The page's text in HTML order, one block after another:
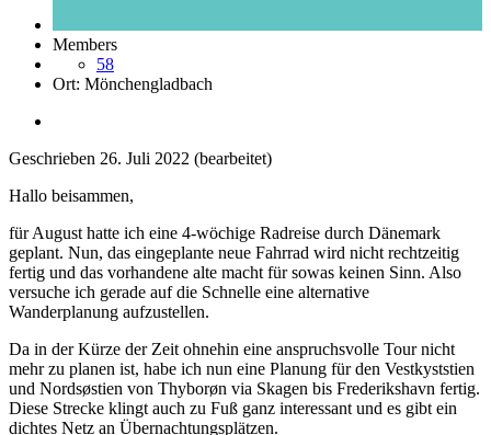
Members
58
Ort: Mönchengladbach
Geschrieben 26. Juli 2022 (bearbeitet)
Hallo beisammen,
für August hatte ich eine 4-wöchige Radreise durch Dänemark
geplant. Nun, das eingeplante neue Fahrrad wird nicht rechtzeitig
fertig und das vorhandene alte macht für sowas keinen Sinn. Also
versuche ich gerade auf die Schnelle eine alternative
Wanderplanung aufzustellen.
Da in der Kürze der Zeit ohnehin eine anspruchsvolle Tour nicht
mehr zu planen ist, habe ich nun eine Planung für den Vestkyststien
und Nordsøstien von Thyborøn via Skagen bis Frederikshavn fertig.
Diese Strecke klingt auch zu Fuß ganz interessant und es gibt ein
dichtes Netz an Übernachtungsplätzen.